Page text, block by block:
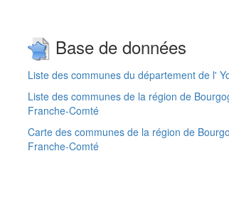
Base de données
Liste des communes du département de l'
Liste des communes de la région de
Franche-Comté
Carte des communes de la région de
Franche-Comté